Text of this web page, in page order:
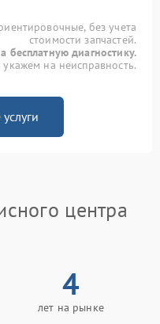
без учета
стоимости запчастей.
бесплатную диагностику.
на неисправность.
центра
4
лет на рынке